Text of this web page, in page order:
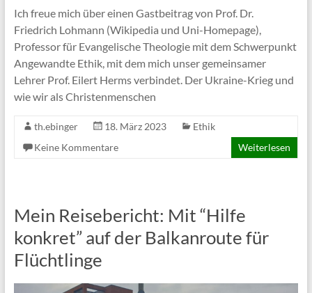
Ich freue mich über einen Gastbeitrag von Prof. Dr.
Friedrich Lohmann (Wikipedia und Uni-Homepage),
Professor für Evangelische Theologie mit dem Schwerpunkt
Angewandte Ethik, mit dem mich unser gemeinsamer
Lehrer Prof. Eilert Herms verbindet. Der Ukraine-Krieg und
wie wir als Christenmenschen
th.ebinger 18. März 2023
Ethik
Keine Kommentare
Weiterlesen
Mein Reisebericht: Mit “Hilfe
konkret” auf der Balkanroute für
Flüchtlinge